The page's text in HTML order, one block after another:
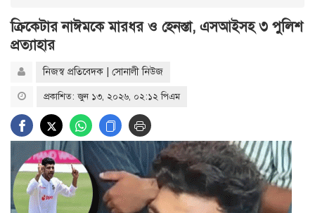
ক্রিকেটার নাঈমকে মারধর ও হেনস্তা, এসআইসহ ৩ পুলিশ
প্রত্যাহার
নিজস্ব প্রতিবেদক | সোনালী নিউজ
প্রকাশিত: জুন ১৩, ২০২৬, ০২:১২ পিএম